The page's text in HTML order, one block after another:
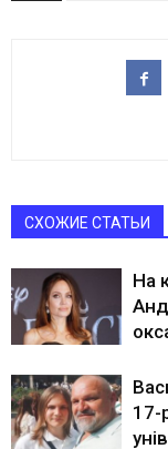
СХОЖИЕ СТАТЬИ
На
17-